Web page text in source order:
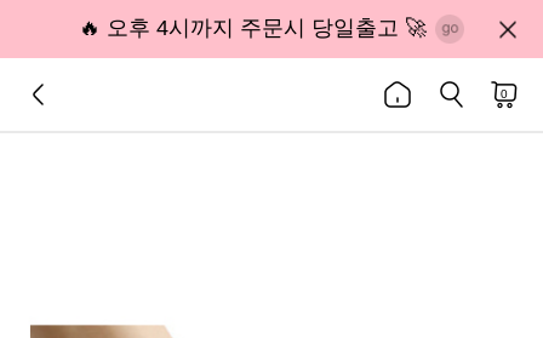
🔥 오후 4시까지 주문시 당일출고 🚀
0